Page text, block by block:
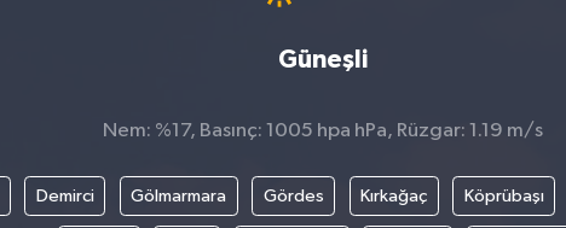
Güneşli
Nem: %17, Basınç: 1005 hpa hPa, Rüzgar: 1.19 m/s
Demirci Gölmarmara Gördes Kırkağaç Köprübaşı